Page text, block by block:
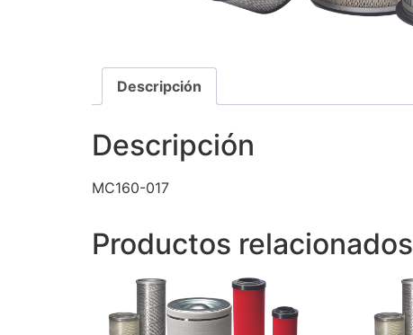
Descripción
Descripción
MC160-017
Productos relacionados